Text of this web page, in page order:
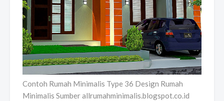
Contoh Rumah Minimalis Type 36 Design Rumah
Minimalis Sumber allrumahminimalis.blogspot.co.id